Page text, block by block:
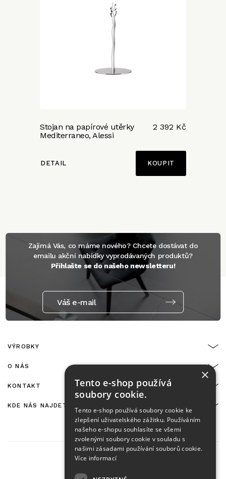
Stojan na papírové utěrky
Mediterraneo, Alessi
2 392 Kč
DETAIL
Zajímá Vás, co máme nového? Chcete dostávat do
emailu akční nabídky vyprodávaných produktů?
Přihlašte se do našeho newsletteru!
Váš e-mail
VÝROBKY
O NÁS
KONTAKT
KDE NÁS NAJDETE
×
Tento e-shop používá
soubory cookie.
Tento e-shop používá soubory cookie ke
zlepšení uživatelského zážitku. Používáním
našeho e-shopu souhlasíte se všemi
zvolenými soubory cookie v souladu s
našimi zásadami používání souborů cookie.
Více informací